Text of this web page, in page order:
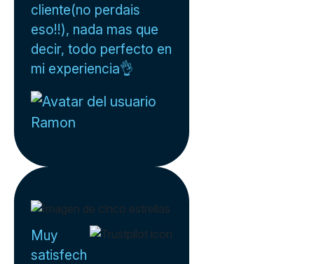
cliente(no perdais
eso!!), nada mas que
decir, todo perfecto en
mi experiencia👌
Ramon
Muy
satisfech